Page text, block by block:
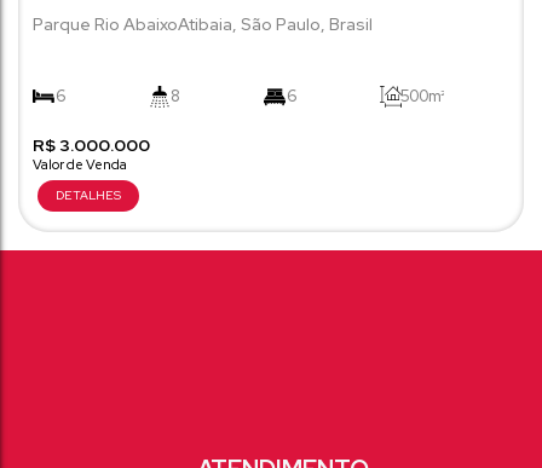
Atibaia
R$ 3.000.000
Parque Rio AbaixoAtibaia, São Paulo, Brasil
6 8 6 500m²
1000m²